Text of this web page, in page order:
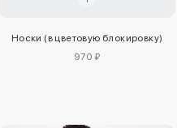
Носки (в цветовую блокировку)
970 ₽